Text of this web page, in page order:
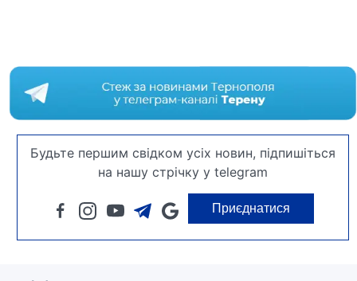
Будьте першим свідком усіх новин, підпишіться
на нашу стрічку у telegram
Приєднатися